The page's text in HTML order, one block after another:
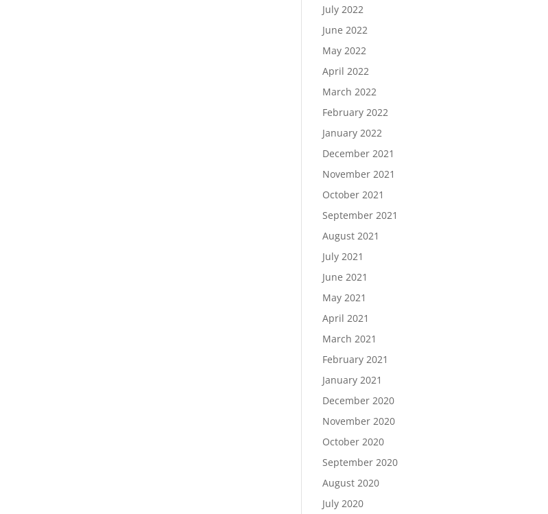
July 2022
June 2022
May 2022
April 2022
March 2022
February 2022
January 2022
December 2021
November 2021
October 2021
September 2021
August 2021
July 2021
June 2021
May 2021
April 2021
March 2021
February 2021
January 2021
December 2020
November 2020
October 2020
September 2020
August 2020
July 2020